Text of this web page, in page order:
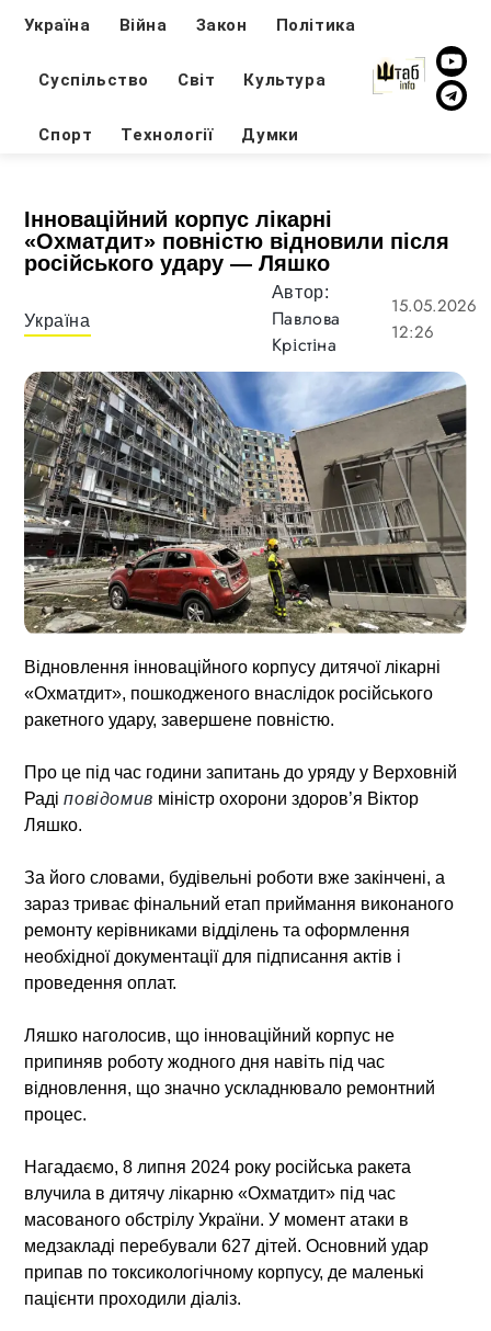
Україна Війна Закон Політика
Суспільство Світ Культура
Спорт Технології Думки
Інноваційний корпус лікарні
«Охматдит» повністю відновили після
російського удару — Ляшко
Україна
Автор:
Павлова
Крістіна
15.05.2026
12:26
Відновлення інноваційного корпусу дитячої лікарні
«Охматдит», пошкодженого внаслідок російського
ракетного удару, завершене повністю.
Про це під час години запитань до уряду у Верховній
Радіповідомив міністр охорони здоров’я Віктор
Ляшко.
За його словами, будівельні роботи вже закінчені, а
зараз триває фінальний етап приймання виконаного
ремонту керівниками відділень та оформлення
необхідної документації для підписання актів і
проведення оплат.
Ляшко наголосив, що інноваційний корпус не
припиняв роботу жодного дня навіть під час
відновлення, що значно ускладнювало ремонтний
процес.
Нагадаємо, 8 липня 2024 року російська ракета
влучила в дитячу лікарню «Охматдит» під час
масованого обстрілу України. У момент атаки в
медзакладі перебували 627 дітей. Основний удар
припав по токсикологічному корпусу, де маленькі
пацієнти проходили діаліз.